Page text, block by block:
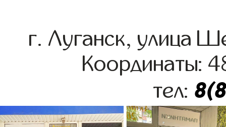
г. Луганск, улица
Координаты:
тел: